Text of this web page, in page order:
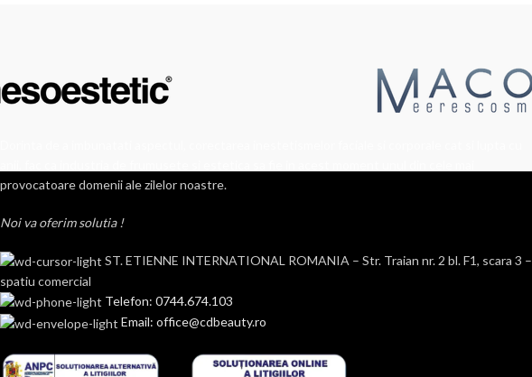
provocatoare domenii ale zilelor noastre.
Noi va oferim solutia !
ST. ETIENNE INTERNATIONAL ROMANIA – Str. Traian nr. 2 bl. F1, scara 3 –
spatiu comercial
Telefon: 0744.674.103
Email: office@cdbeauty.ro